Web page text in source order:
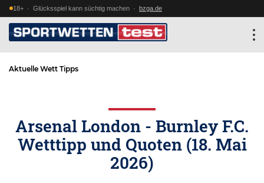
18+ · Glücksspiel kann süchtig machen · bzga.de
Aktuelle Wett Tipps
Arsenal London - Burnley F.C.
Wetttipp und Quoten (18. Mai
2026)